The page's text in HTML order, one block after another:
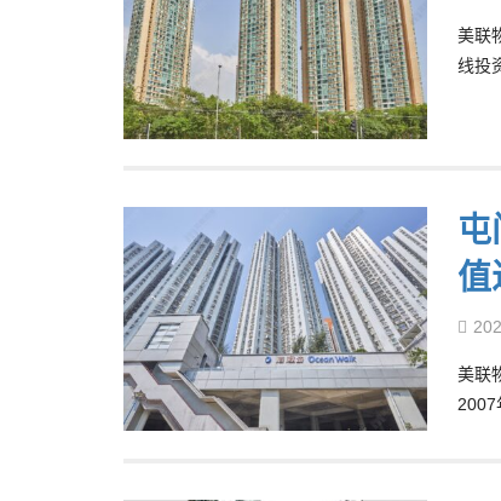
美联
线投
值
美联
2007